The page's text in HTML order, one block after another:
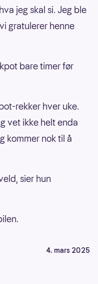
jeg skal si. Jeg ble
gratulerer henne
bare timer før
rekker hver uke.
vet ikke helt enda
kommer nok til å
sier hun
4. mars 2025